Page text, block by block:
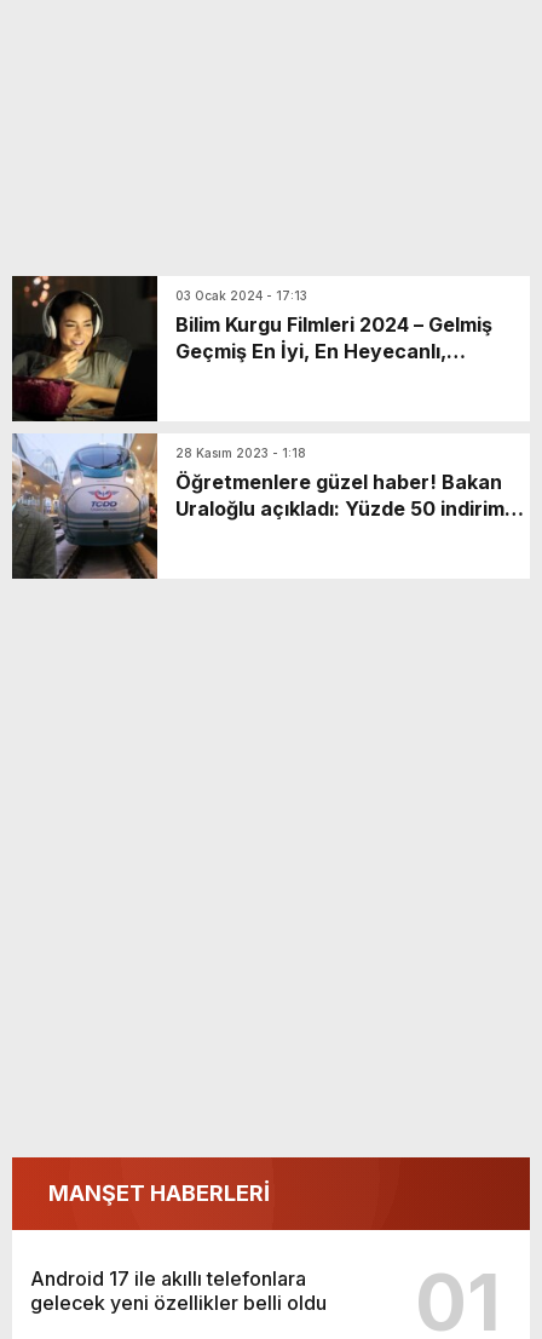
03 Ocak 2024 - 17:13
Bilim Kurgu Filmleri 2024 – Gelmiş
Geçmiş En İyi, En Heyecanlı,
28 Kasım 2023 - 1:18
Öğretmenlere güzel haber! Bakan
Uraloğlu açıkladı: Yüzde 50 indirimli
MANŞET HABERLERİ
Android 17 ile akıllı telefonlara
gelecek yeni özellikler belli oldu
01